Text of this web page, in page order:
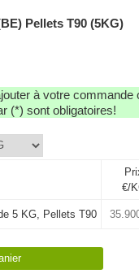
Pellets T90 (5KG)
à votre commande
(*) sont obligatoires!
€/
5 KG, Pellets T90